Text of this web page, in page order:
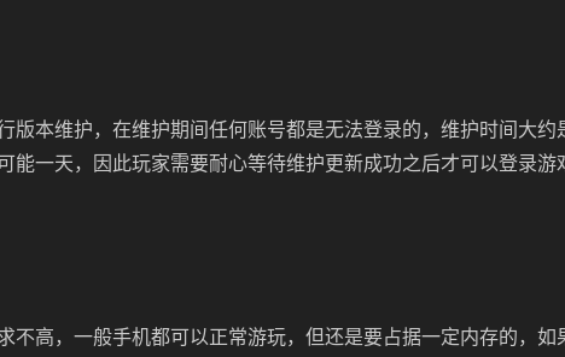
版本维护，在维护期间任何账号都是无法登录的，维护时间大约
能一天，因此玩家需要耐心等待维护更新成功之后才可以登录游
不高，一般手机都可以正常游玩，但还是要占据一定内存的，如